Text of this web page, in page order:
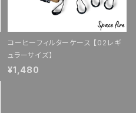
コーヒーフィルターケース 【02レギ
ュラーサイズ】
¥1,480